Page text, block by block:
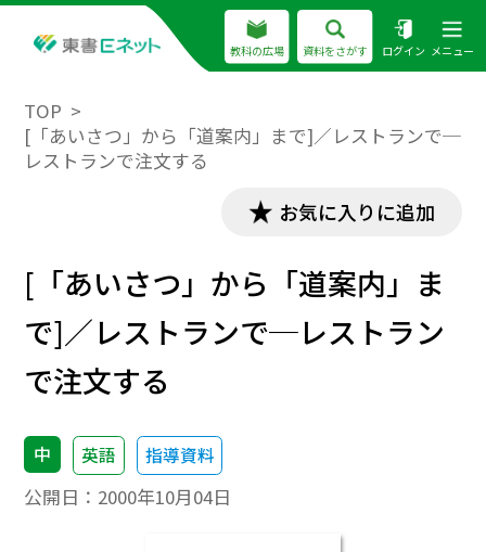
教科の広場 資料をさがす ログイン メニュー
TOP
[「あいさつ」から「道案内」まで]／レストランで─
レストランで注文する
お気に入りに追加
[「あいさつ」から「道案内」ま
で]／レストランで─レストラン
で注文する
中 英語 指導資料
公開日： 2000年10月04日